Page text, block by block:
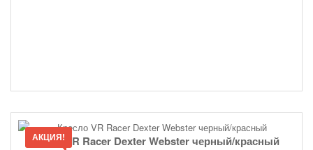
АКЦИЯ!
Кресло VR Racer Dexter Webster черный/красный